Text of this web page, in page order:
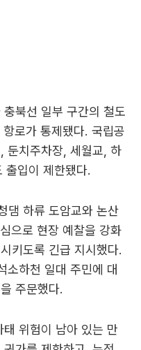
북선 일부 구간의 철도
로가 통제됐다. 국립공
둔치주차장, 세월교, 하
출입이 제한됐다.
댐 하류 도암교와 논산
으로 현장 예찰을 강화
키도록 긴급 지시했다.
소하천 일대 주민에 대
주문했다.
위험이 남아 있는 만